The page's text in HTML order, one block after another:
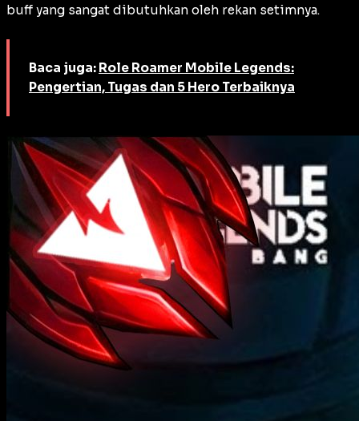
buff yang sangat dibutuhkan oleh rekan setimnya.
Baca juga: Role Roamer Mobile Legends:
Pengertian, Tugas dan 5 Hero Terbaiknya